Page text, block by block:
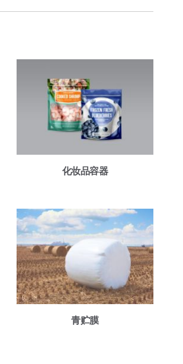
化妆品容器
青贮膜